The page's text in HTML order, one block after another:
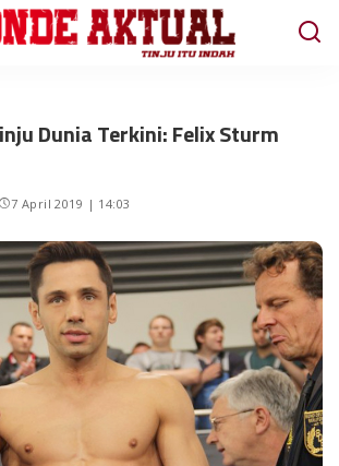
Dunia Terkini: Felix Sturm
7 April 2019 | 14:03